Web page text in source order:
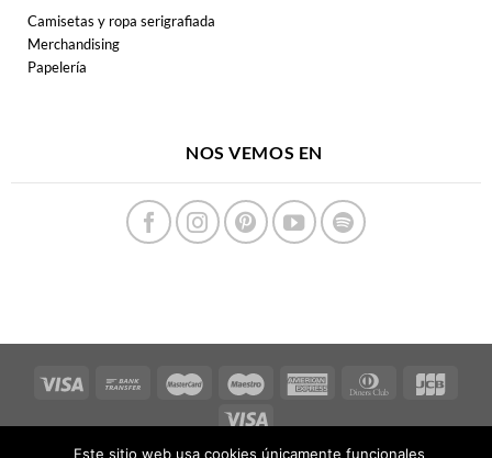
Camisetas y ropa serigrafiada
Merchandising
Papelería
NOS VEMOS EN
Este sitio web usa cookies únicamente funcionales